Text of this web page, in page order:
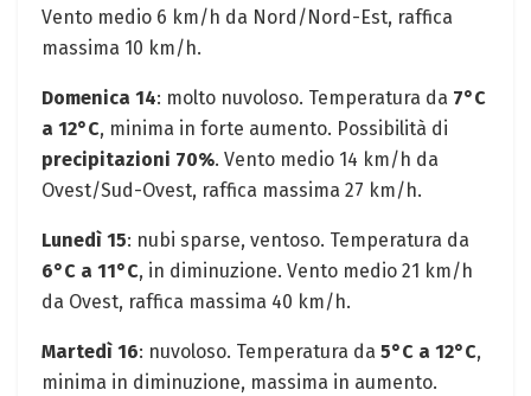
Vento medio 6 km/h da Nord/Nord-Est, raffica
massima 10 km/h.
Domenica 14: molto nuvoloso. Temperatura da 7°C
a 12°C, minima in forte aumento. Possibilità di
precipitazioni 70%. Vento medio 14 km/h da
Ovest/Sud-Ovest, raffica massima 27 km/h.
Lunedì 15: nubi sparse, ventoso. Temperatura da
6°C a 11°C, in diminuzione. Vento medio 21 km/h
da Ovest, raffica massima 40 km/h.
Martedì 16: nuvoloso. Temperatura da 5°C a 12°C,
minima in diminuzione, massima in aumento.